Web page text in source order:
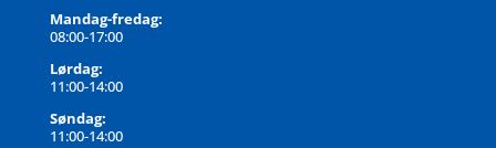
Mandag-fredag:
08:00-17:00
Lørdag:
11:00-14:00
Søndag:
11:00-14:00